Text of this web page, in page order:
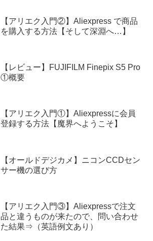
【アリエク入門②】Aliexpress で商品
を購入する方法【そして深淵へ…】
【レビュー】FUJIFILM Finepix S5 Pro
①概要
【アリエク入門①】Aliexpressに会員
登録する方法【魔界へようこそ】
【オールドデジカメ】ニコンCCDセン
サー機の選び方
【アリエク入門③】Aliexpressで注文
品と違うものが来たので、問い合わせ
た結果⇒（英語例文あり）